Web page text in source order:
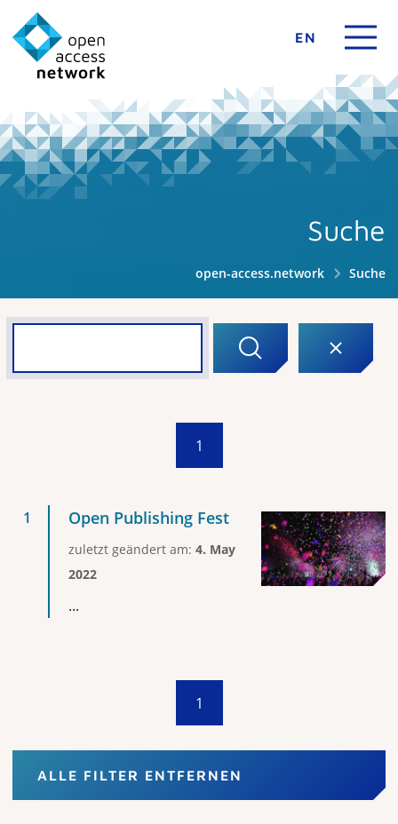
EN
Suche
open-access.network Suche
1
Open Publishing Fest
zuletzt geändert am: 4. May
2022
...
1
ALLE FILTER ENTFERNEN